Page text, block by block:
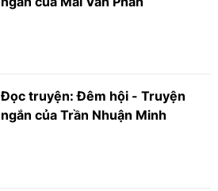
Đọc truyện: Đêm hội - Truyện
ngắn của Trần Nhuận Minh